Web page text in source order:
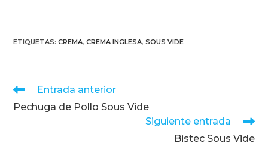
ETIQUETAS:CREMA, CREMA INGLESA, SOUS VIDE
Leer
artículos
Entrada anterior
Pechuga de Pollo Sous Vide
Siguiente entrada
Bistec Sous Vide